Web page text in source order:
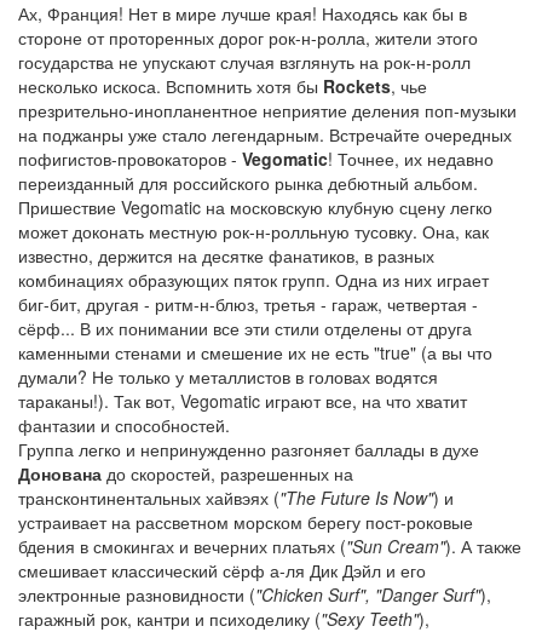
Ах, Франция! Нет в мире лучше края! Находясь как бы в
стороне от проторенных дорог рок-н-ролла, жители этого
государства не упускают случая взглянуть на рок-н-ролл
несколько искоса. Вспомнить хотя бы Rockets, чье
презрительно-инопланентное неприятие деления поп-музыки
на поджанры уже стало легендарным. Встречайте очередных
пофигистов-провокаторов - Vegomatic! Точнее, их недавно
переизданный для российского рынка дебютный альбом.
Пришествие Vegomatic на московскую клубную сцену легко
может доконать местную рок-н-ролльную тусовку. Она, как
известно, держится на десятке фанатиков, в разных
комбинациях образующих пяток групп. Одна из них играет
биг-бит, другая - ритм-н-блюз, третья - гараж, четвертая -
сёрф... В их понимании все эти стили отделены от друга
каменными стенами и смешение их не есть "true" (а вы что
думали? Не только у металлистов в головах водятся
тараканы!). Так вот, Vegomatic играют все, на что хватит
фантазии и способностей.
Группа легко и непринужденно разгоняет баллады в духе
Донована до скоростей, разрешенных на
трансконтинентальных хайвэях ("The Future Is Now") и
устраивает на рассветном морском берегу пост-роковые
бдения в смокингах и вечерних платьях ("Sun Cream"). А также
смешивает классический сёрф а-ля Дик Дэйл и его
электронные разновидности ("Chicken Surf", "Danger Surf"),
гаражный рок, кантри и психоделику ("Sexy Teeth"),